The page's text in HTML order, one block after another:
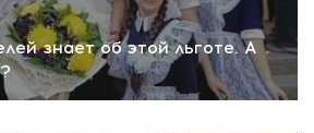
знает об этой льготе. А